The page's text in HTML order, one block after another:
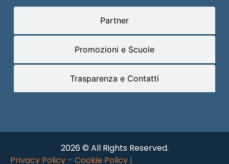
Partner
Promozioni e Scuole
Trasparenza e Contatti
2026 © All Rights Reserved.
Privacy Policy – Cookie Policy |